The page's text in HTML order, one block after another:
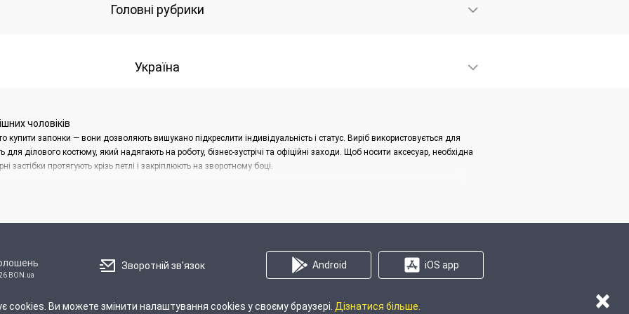
Головні рубрики
Україна
cookies. Ви можете змінити налаштування cookies у своєму браузері. Дізнатися більше. ×
чоловіків
купити запонки — вони дозволяють вишукано підкреслити індивідуальність і статус. Виріб використовується для
ділового костюму, який надягають на роботу, бізнес-зустрічі та офіційні заходи. Щоб носити аксесуар, необхідна
протягують крізь петлі і закріплюють на зворотному боці.
яку носять на лицьовій стороні манжети, і фіксатором;
фіксатора, суцільного стрижня або поворотного замку.
BON.ua
Зворотній зв'язок Android iOS app